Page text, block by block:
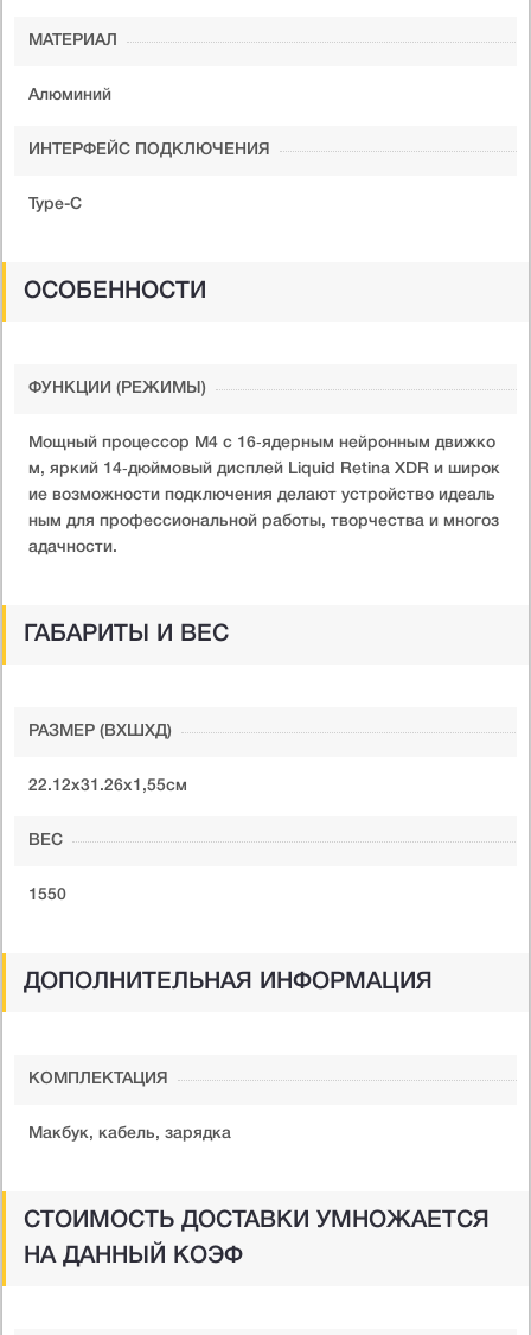
МАТЕРИАЛ
Алюминий
ИНТЕРФЕЙС ПОДКЛЮЧЕНИЯ
Type-C
ОСОБЕННОСТИ
ФУНКЦИИ (РЕЖИМЫ)
Мощный процессор M4 с 16‑ядерным нейронным движко
м, яркий 14‑дюймовый дисплей Liquid Retina XDR и широк
ие возможности подключения делают устройство идеаль
ным для профессиональной работы, творчества и многоз
адачности.
ГАБАРИТЫ И ВЕС
РАЗМЕР (ВXШXД)
22.12х31.26х1,55см
ВЕС
1550
ДОПОЛНИТЕЛЬНАЯ ИНФОРМАЦИЯ
КОМПЛЕКТАЦИЯ
Макбук, кабель, зарядка
СТОИМОСТЬ ДОСТАВКИ УМНОЖАЕТСЯ
НА ДАННЫЙ КОЭФ